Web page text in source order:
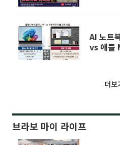
AI 노트
vs 애플
더보
브라보 마이 라이프